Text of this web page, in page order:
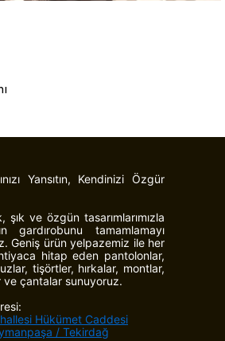
Yansıtın, Kendinizi Özgür
şık ve özgün tasarımlarımızla
gardırobunu tamamlamayı
Geniş ürün yelpazemiz ile her
hitap eden pantolonlar,
tişörtler, hırkalar, montlar,
ve çantalar sunuyoruz.
Hükümet Caddesi
/ Tekirdağ